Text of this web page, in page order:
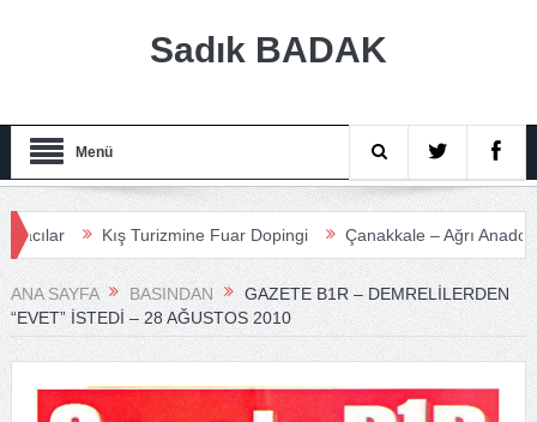
Sadık BADAK
Menü
Kış Turizmine Fuar Dopingi Çanakkale – Ağrı Anadolu
ANA SAYFA BASINDAN
GAZETE B1R – DEMRELILERDEN
“EVET” İSTEDI – 28 AĞUSTOS 2010